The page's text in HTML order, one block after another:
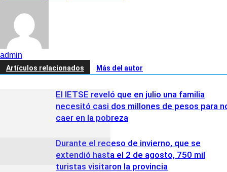
admin
Artículos relacionados Más del autor
El IETSE reveló que en julio una familia
necesitó casi dos millones de pesos para
caer en la pobreza
Durante el receso de invierno, que se
extendió hasta el 2 de agosto, 750 mil
turistas visitaron la provincia